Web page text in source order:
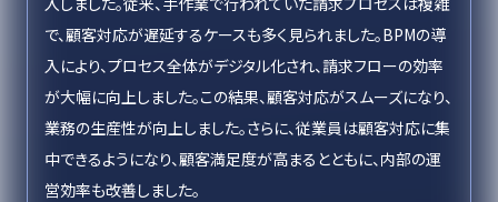
で、顧客対応が遅延するケースも多く見られました。BPMの導
入により、プロセス全体がデジタル化され、請求フローの効率
が大幅に向上しました。この結果、顧客対応がスムーズになり、
業務の生産性が向上しました。さらに、従業員は顧客対応に集
中できるようになり、顧客満足度が高まるとともに、内部の運
営効率も改善しました。